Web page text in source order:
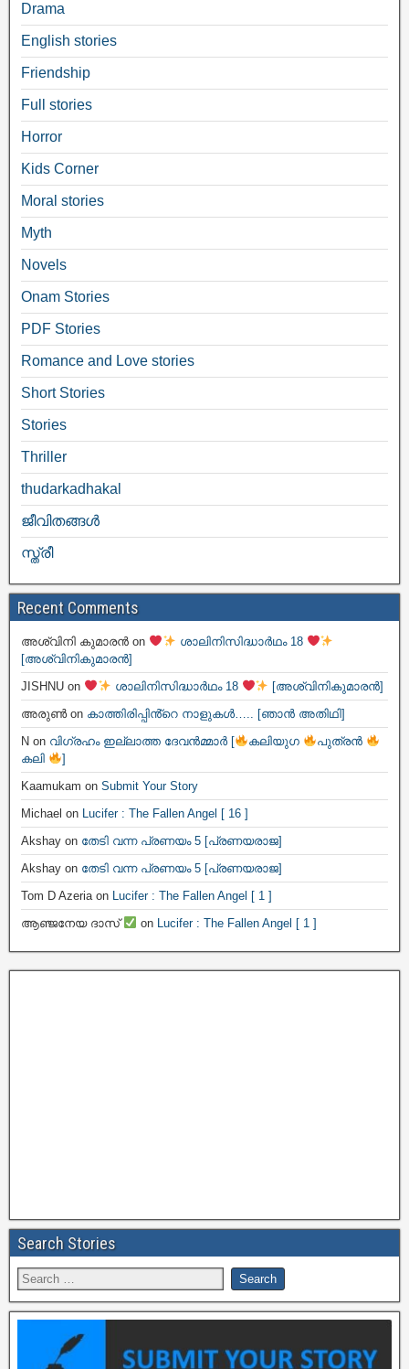
Drama
English stories
Friendship
Full stories
Horror
Kids Corner
Moral stories
Myth
Novels
Onam Stories
PDF Stories
Romance and Love stories
Short Stories
Stories
Thriller
thudarkadhakal
ജീവിതങ്ങള്‍
സ്ത്രീ
Recent Comments
അശ്വിനി കുമാരൻ on
ശാലിനിസിദ്ധാർഥം 18
[അശ്വിനികുമാരൻ]
JISHNU on ശാലിനിസിദ്ധാർഥം 18
[അശ്വിനികുമാരൻ]
അരുൺon കാത്തിരിപ്പിൻ്റെ നാളുകൾ….. [ഞാൻ അതിഥി]
N on വിഗ്രഹം ഇല്ലാത്ത ദേവൻമ്മാർ [ കലിയുഗ
പുത്രൻ
കലി
]
Kaamukam on Submit Your Story
Michael on Lucifer : The Fallen Angel [ 16 ]
Akshay on തേടി വന്ന പ്രണയം 5 [പ്രണയരാജ]
Akshay on തേടി വന്ന പ്രണയം 5 [പ്രണയരാജ]
Tom D Azeriaon Lucifer : The Fallen Angel [ 1 ]
ആഞ്ജനേയ ദാസ്
on Lucifer : The Fallen Angel [ 1 ]
Search Stories